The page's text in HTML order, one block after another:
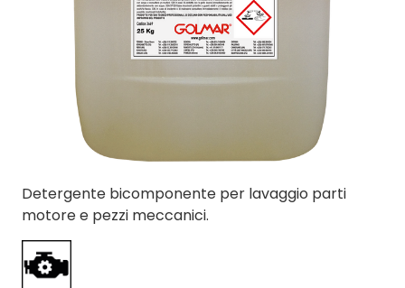
Detergente bicomponente per lavaggio parti
motore e pezzi meccanici.